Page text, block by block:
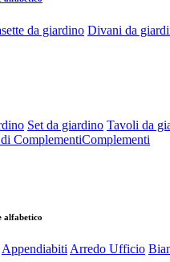
da giardino Divani da
Set da giardino Tavoli da
Complementi
alfabetico
Appendiabiti Arredo Ufficio